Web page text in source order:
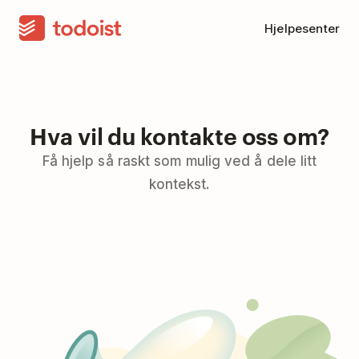
Hjelpesenter
Hva vil du kontakte oss om?
Få hjelp så raskt som mulig ved å dele litt
kontekst.